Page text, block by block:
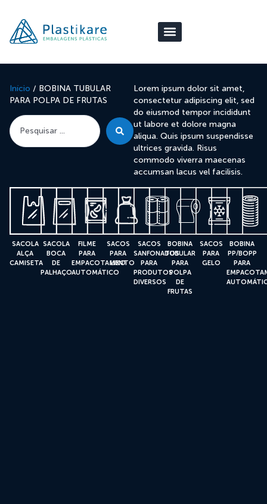
Início / BOBINA TUBULAR
PARA POLPA DE FRUTAS
Lorem ipsum dolor sit amet,
consectetur adipiscing elit, sed
do eiusmod tempor incididunt
ut labore et dolore magna
aliqua. Quis ipsum suspendisse
ultrices gravida. Risus
commodo viverra maecenas
accumsan lacus vel facilisis.
SACOLA
ALÇA
CAMISETA
SACOLA
BOCA
DE
PALHAÇO
FILME
PARA
EMPACOTAMENTO
AUTOMÁTICO
SACOS
PARA
LIXO
SACOS
SANFONADOS
PARA
PRODUTOS
DIVERSOS
BOBINA
TUBULAR
PARA
POLPA
DE
FRUTAS
SACOS
PARA
GELO
BOBINA
PP/BOPP
PARA